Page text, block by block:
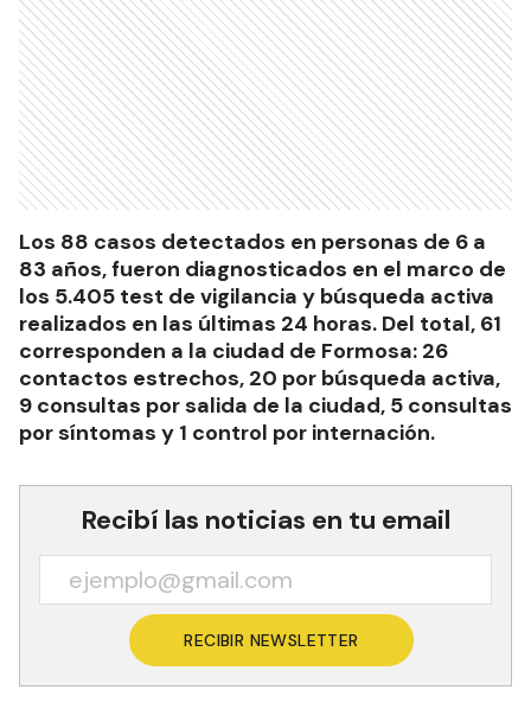
Los 88 casos detectados en personas de 6 a
83 años, fueron diagnosticados en el marco de
los 5.405 test de vigilancia y búsqueda activa
realizados en las últimas 24 horas. Del total, 61
corresponden a la ciudad de Formosa: 26
contactos estrechos, 20 por búsqueda activa,
9 consultas por salida de la ciudad, 5 consultas
por síntomas y 1 control por internación.
Recibí las noticias en tu email
RECIBIR NEWSLETTER